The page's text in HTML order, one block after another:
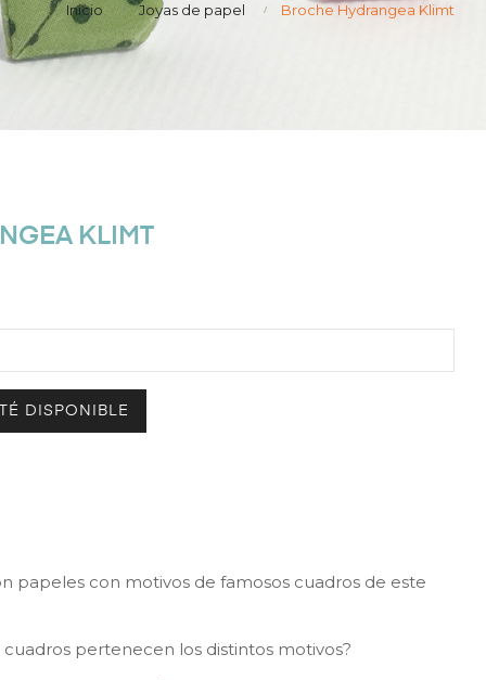
Inicio Joyas de papel Broche Hydrangea Klimt
KLIMT
DISPONIBLE
papeles con motivos de famosos cuadros de este
pertenecen los distintos motivos?